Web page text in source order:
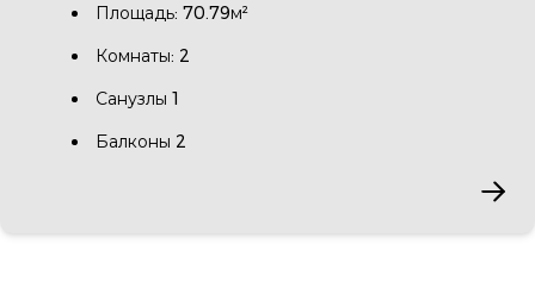
Площадь: 70.79м²
Комнаты: 2
Санузлы 1
Балконы 2